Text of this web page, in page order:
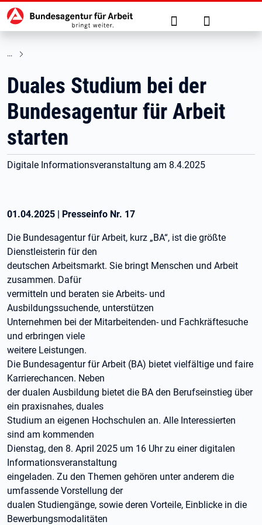
zu den Hauptinhalten springen
Hauptnavigation Suche Anmelden
Duales Studium bei der
Bundesagentur für Arbeit
starten
Digitale Informationsveranstaltung am 8.4.2025
01.04.2025 | Presseinfo Nr. 17
Die Bundesagentur für Arbeit, kurz „BA“, ist die größte
Dienstleisterin für den
deutschen Arbeitsmarkt. Sie bringt Menschen und Arbeit
zusammen. Dafür
vermitteln und beraten sie Arbeits- und
Ausbildungssuchende, unterstützen
Unternehmen bei der Mitarbeitenden- und Fachkräftesuche
und erbringen viele
weitere Leistungen.
Die Bundesagentur für Arbeit (BA) bietet vielfältige und faire
Karrierechancen. Neben
der dualen Ausbildung bietet die BA den Berufseinstieg über
ein praxisnahes, duales
Studium an eigenen Hochschulen an. Alle Interessierten
sind am kommenden
Dienstag, den 8. April 2025 um 16 Uhr zu einer digitalen
Informationsveranstaltung
eingeladen. Zu den Themen gehören unter anderem die
umfassende Vorstellung der
dualen Studiengänge, sowie deren Vorteile, Einblicke in die
Bewerbungsmodalitäten